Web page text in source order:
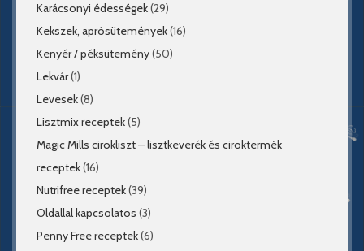
Karácsonyi édességek(29)
Kekszek, aprósütemények(16)
Kenyér / péksütemény(50)
Lekvár(1)
Levesek(8)
Lisztmix receptek(5)
Magic Mills cirokliszt – lisztkeverék és ciroktermék
receptek(16)
Nutrifree receptek(39)
Oldallal kapcsolatos (3)
Penny Free receptek(6)